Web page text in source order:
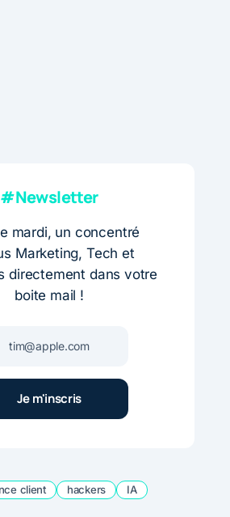
#Newsletter
mardi, un concentré
Marketing, Tech et
directement dans votre
boite mail !
client hackers IA